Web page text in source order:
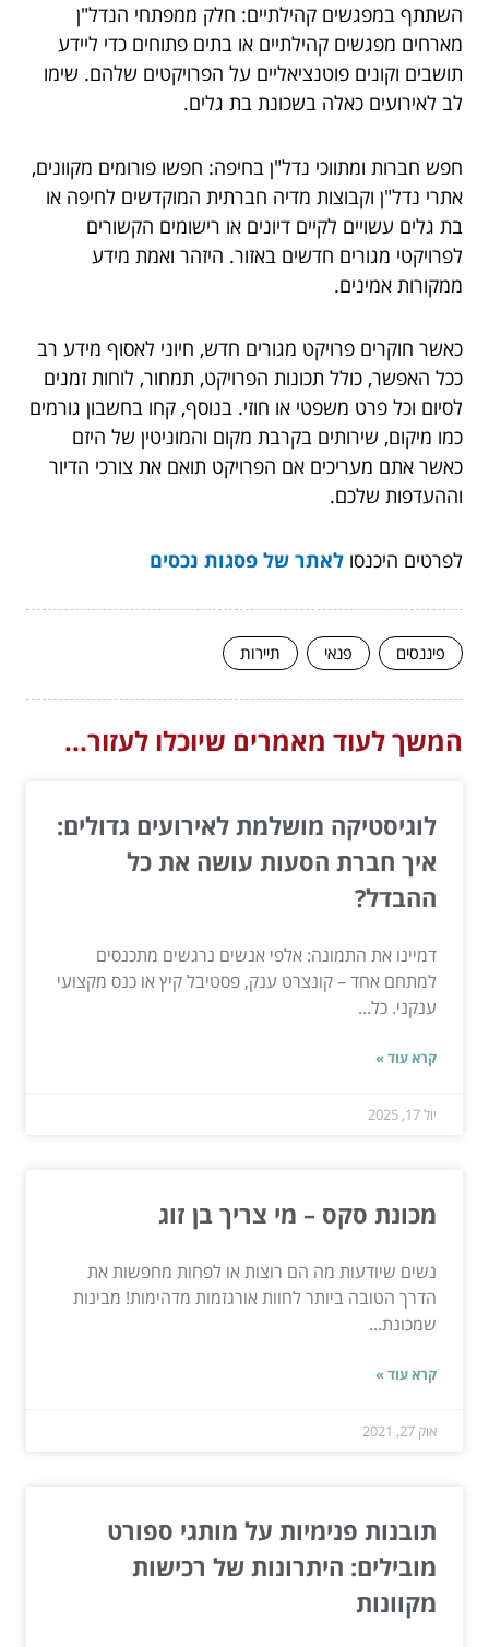
השתתף במפגשים קהילתיים: חלק ממפתחי הנדל"ן
מארחים מפגשים קהילתיים או בתים פתוחים כדי ליידע
תושבים וקונים פוטנציאליים על הפרויקטים שלהם. שימו
לב לאירועים כאלה בשכונת בת גלים.
חפש חברות ומתווכי נדל"ן בחיפה: חפשו פורומים מקוונים,
אתרי נדל"ן וקבוצות מדיה חברתית המוקדשים לחיפה או
בת גלים עשויים לקיים דיונים או רישומים הקשורים
לפרויקטי מגורים חדשים באזור. היזהר ואמת מידע
ממקורות אמינים.
כאשר חוקרים פרויקט מגורים חדש, חיוני לאסוף מידע רב
ככל האפשר, כולל תכונות הפרויקט, תמחור, לוחות זמנים
לסיום וכל פרט משפטי או חוזי. בנוסף, קחו בחשבון גורמים
כמו מיקום, שירותים בקרבת מקום והמוניטין של היזם
כאשר אתם מעריכים אם הפרויקט תואם את צורכי הדיור
וההעדפות שלכם.
לפרטים היכנסו לאתר של פסגות נכסים
פיננסים פנאי תיירות
המשך לעוד מאמרים שיוכלו לעזור...
לוגיסטיקה מושלמת לאירועים גדולים:
איך חברת הסעות עושה את כל
ההבדל?
דמיינו את התמונה: אלפי אנשים נרגשים מתכנסים
למתחם אחד – קונצרט ענק, פסטיבל קיץ או כנס מקצועי
ענקני. כל...
קרא עוד »
יול 17, 2025
מכונת סקס – מי צריך בן זוג
נשים שיודעות מה הם רוצות או לפחות מחפשות את
הדרך הטובה ביותר לחוות אורגזמות מדהימות! מבינות
שמכונת...
קרא עוד »
אוק 27, 2021
תובנות פנימיות על מותגי ספורט
מובילים: היתרונות של רכישות
מקוונות